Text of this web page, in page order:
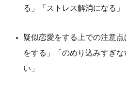
る」「ストレス解消になる」
疑似恋愛をする上での注意
をする」「のめり込みすぎ
い」